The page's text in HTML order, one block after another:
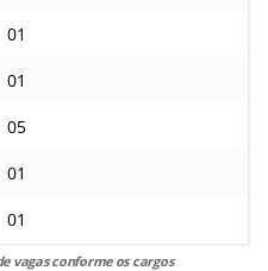
01
01
05
01
01
vagas conforme os cargos